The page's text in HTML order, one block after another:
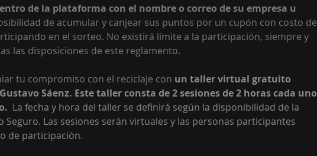
de la plataforma con el nombre o correo de su empresa u
de acumular y canjear sus puntos por un cupón con costo de
en el sorteo. No existirá límite a la participación, siempre y
las disposiciones de este reglamento.
tu compromiso con el reciclaje con un taller virtual gratuito
Sáenz. Este taller consta de 2 sesiones de 2 horas cada uno
La fecha y hora del taller se definirá según la disponibilidad de la
Seguro. Las sesiones serán virtuales y las personas participantes
de participación.